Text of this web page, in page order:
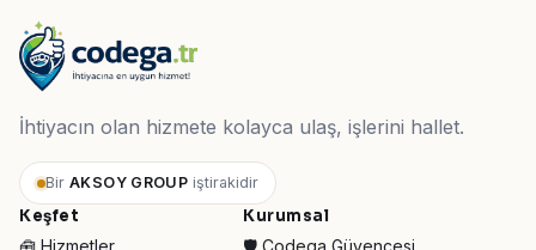
İhtiyacın olan hizmete kolayca ulaş, işlerini hallet.
Bir AKSOY GROUP iştirakidir
Keşfet
🧰 Hizmetler
Kurumsal
🛡️ Codega Güvencesi